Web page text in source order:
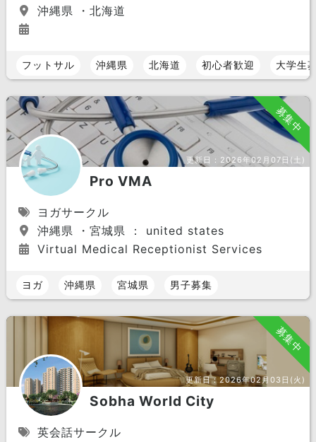
沖縄県 ・北海道
フットサル 沖縄県 北海道 初心者歓迎 大学生
募集中
更新日： 2026年02月07日(土)
Pro VMA
ヨガサークル
沖縄県 ・宮城県 ： united states
Virtual Medical Receptionist Services
ヨガ 沖縄県 宮城県 男子募集
募集中
更新日：2026年02月03日(火)
Sobha World City
英会話サークル